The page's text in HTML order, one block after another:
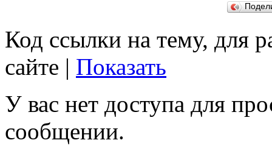
Код ссылки на тему, для
сайте | Показать
У вас нет доступа для
сообщении.